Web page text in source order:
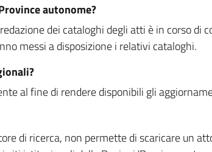
autonome?
dei cataloghi degli atti è in corso di
messi a disposizione i relativi cataloghi.
al fine di rendere disponibili gli
di ricerca, non permette di scaricare un